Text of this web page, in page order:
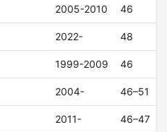
2005-2010 46
2022- 48
1999-2009 46
2004- 46–51
2011- 46–47